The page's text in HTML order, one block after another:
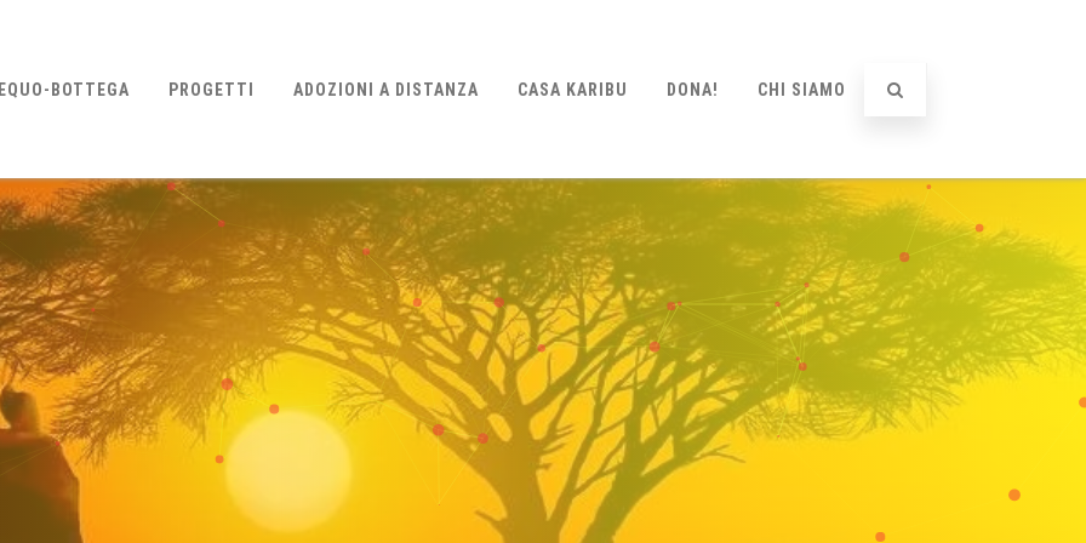
BOTTEGA PROGETTI ADOZIONI A DISTANZA CASA KARIBU DONA! CHI SIAMO